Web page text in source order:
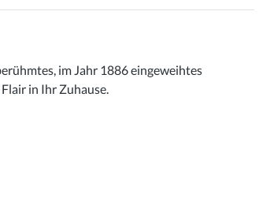
im Jahr 1886 eingeweihtes
in Ihr Zuhause.